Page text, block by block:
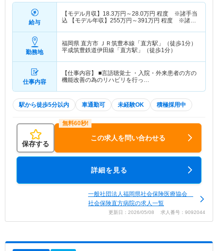
給与
【モデル月収】 18.3万円～28.0万円 程度 ※諸手当
込 【モデル年収】 255万円～391万円 程度 ※諸手
勤務地
福岡県 直方市 ＪＲ筑豊本線「直方駅」（徒歩1分）
平成筑豊鉄道伊田線「直方駅」（徒歩1分）
仕事内容
【仕事内容】 ■言語聴覚士 ・入院・外来患者の方の
機能改善の為のリハビリを行っ…
駅から徒歩5分以内 車通勤可 未経験OK 積極採用中
保存する
この求人を問い合わせる
詳細を見る
一般社団法人福岡県社会保険医療協会
社会保険直方病院の求人一覧
更新日：2026/05/08 求人番号：9092044